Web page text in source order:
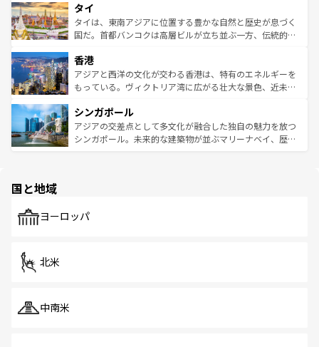
リティに包まれながら、韓国の多彩な魅力を心ゆくまで味
わってみてほしい。 なお、新着の韓国情報はコンテンツ一
覧を参照してほしい。
急速な発展と共に伝統が息づく。ハノイの古い町並みやホ
ーチミン市のフランス統治時代の建物も、独特の雰囲気を
醸し出している。また、バラエティの豊かさとおいしさで
とつ。フォーやバインミー、ベトナムコーヒーなどは、ぜ
ひ現地で味わいたい。どの地域を訪れてもあたたかい人々
が旅行者を迎えてくれるので、きっと忘れられない旅にな
参照してほしい。
タイ
タイは、東南アジアに位置する豊かな自然と歴史が息づく
国だ。首都バンコクは高層ビルが立ち並ぶ一方、伝統的な
の活気が交差している。北部ではチェンマイなどの山岳地
帯で自然と触れ合い、南部ではプーケットやクラビの美し
いビーチでリゾート気分を楽しむことができる。タイ料理
激する。気候は一年中温暖で、どの季節にも異なる楽しみ
が待っている。親しみやすいタイの人々、仏教を中心とし
た文化、そして多様な観光資源が、訪れる旅人を魅了し続
香港
アジアと西洋の文化が交わる香港は、特有のエネルギーを
もっている。ヴィクトリア湾に広がる壮大な景色、近未来
み、どこを訪れても感動するはず。観光スポットが密集し
ており、効率よく見どころを回れるのも魅力。息をのむよ
うな絶景から文化的な体験まで、香港を存分に楽しみ尽く
シンガポール
アジアの交差点として多文化が融合した独自の魅力を放つ
シンガポール。未来的な建築物が並ぶマリーナベイ、歴史
で、ホーカーズは地元の風情を楽しめる外せないスポット
国と地域
ヨーロッパ
北米
中南米